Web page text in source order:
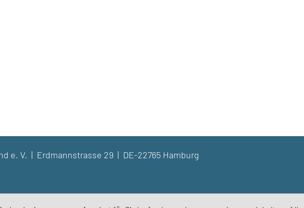
e. V. | Erdmannstrasse 29 | DE-22765 Hamburg